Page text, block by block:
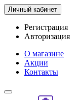
Личный кабинет
Регистрация
Авторизация
О магазине
Акции
Контакты